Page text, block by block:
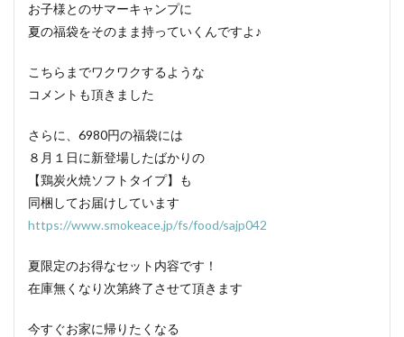
お子様とのサマーキャンプに
夏の福袋をそのまま持っていくんですよ♪
こちらまでワクワクするような
コメントも頂きました
さらに、6980円の福袋には
８月１日に新登場したばかりの
【鶏炭火焼ソフトタイプ】も
同梱してお届けしています
https://www.smokeace.jp/fs/food/sajp042
夏限定のお得なセット内容です！
在庫無くなり次第終了させて頂きます
今すぐお家に帰りたくなる